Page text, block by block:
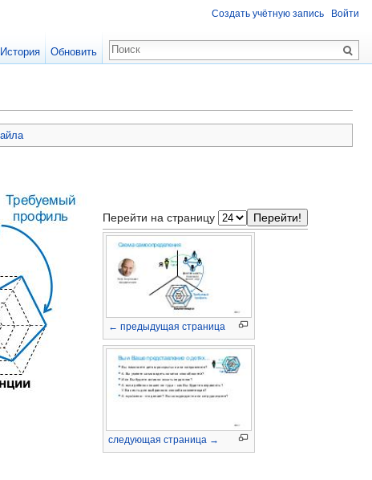
Перейти на страницу
← предыдущая страница
следующая страница →
Создать учётную запись Войти
История Обновить